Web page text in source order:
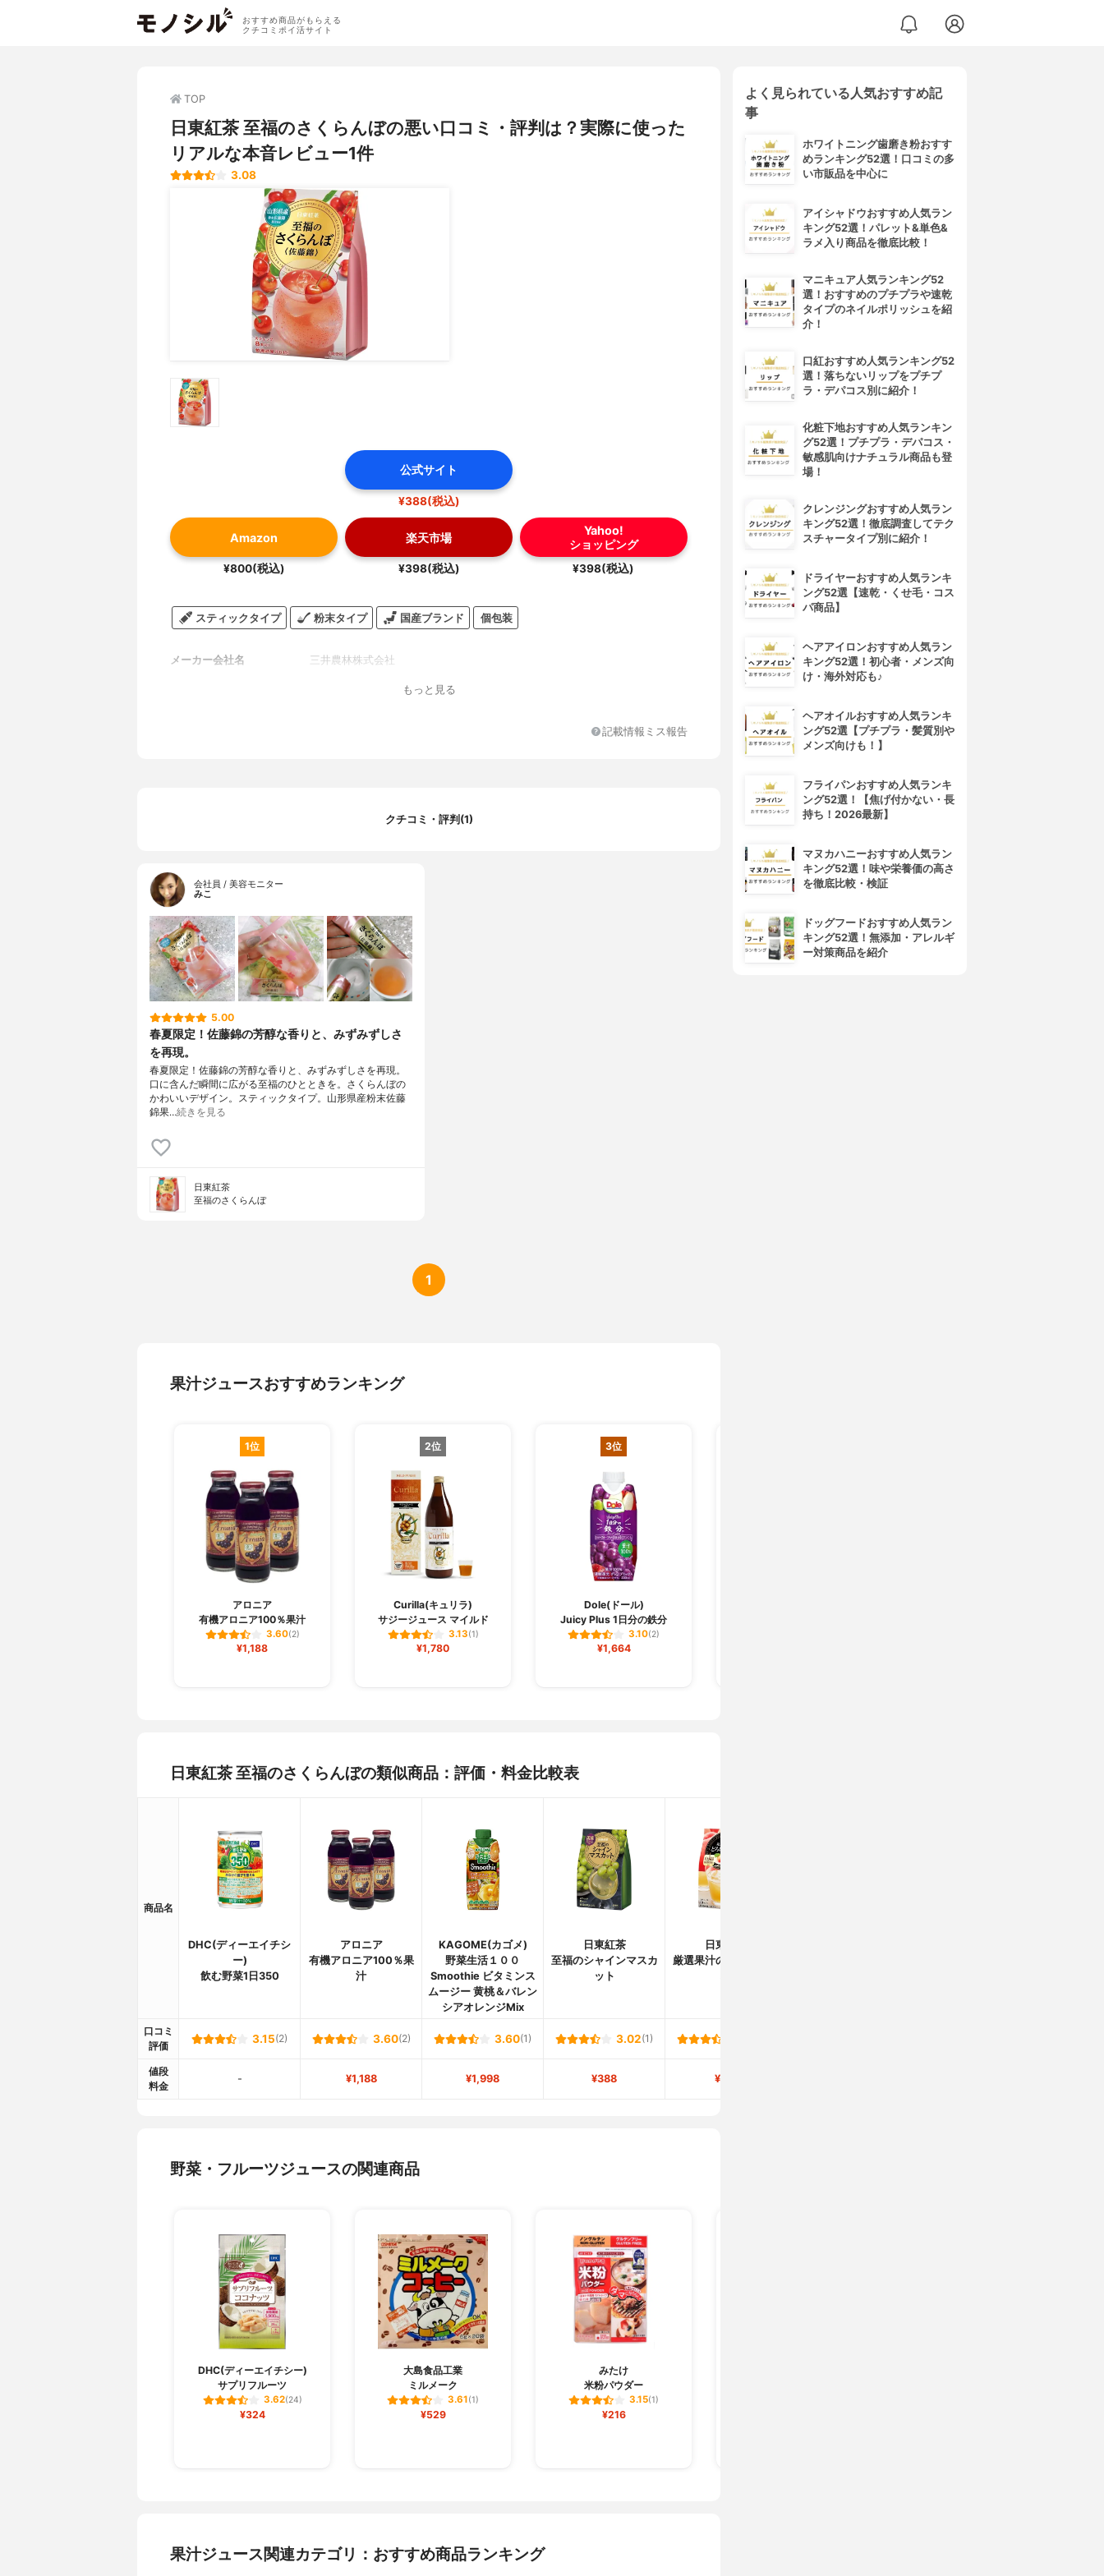
おすすめ商品がもらえる
クチコミポイ活サイト
TOP
日東紅茶 至福のさくらんぼの悪い口コミ・評判は？実際に使った
リアルな本音レビュー1件
3.08
公式サイト
¥388(税込)
Amazon
¥800(税込)
楽天市場
¥398(税込)
Yahoo!
ショッピング
¥398(税込)
スティックタイプ 粉末タイプ 国産ブランド 個包装
メーカー会社名 三井農林株式会社
もっと見る
記載情報ミス報告
クチコミ・評判(1)
会社員 / 美容モニター
みこ
5.00
春夏限定！佐藤錦の芳醇な香りと、みずみずしさ
を再現。
春夏限定！佐藤錦の芳醇な香りと、みずみずしさを再現。
口に含んだ瞬間に広がる至福のひとときを。さくらんぼの
かわいいデザイン。スティックタイプ。山形県産粉末佐藤
錦果…続きを見る
日東紅茶
至福のさくらんぼ
1
果汁ジュースおすすめランキング
1位
アロニア
有機アロニア100％果汁
3.60(2)
¥1,188
2位
Curilla(キュリラ)
サジージュース マイルド
3.13(1)
¥1,780
3位
Dole(ドール)
Juicy Plus 1日分の鉄分
3.10(2)
¥1,664
日東紅茶 至福のさくらんぼの類似商品：評価・料金比較表
商品名
DHC(ディーエイチシ
ー)
飲む野菜1日350
アロニア
有機アロニア100％果
汁
KAGOME(カゴメ)
野菜生活１００
Smoothie ビタミンス
ムージー 黄桃＆バレン
シアオレンジMix
日東紅茶
至福のシャインマスカ
ット
日東紅茶
厳選果汁のとろける白
口コミ
評価
3.15(2) 3.60(2) 3.60(1) 3.02(1)
値段
料金
- ¥1,188 ¥1,998 ¥388 ¥311
野菜・フルーツジュースの関連商品
DHC(ディーエイチシー)
サプリフルーツ
3.62(24)
¥324
大島食品工業
ミルメーク
3.61(1)
¥529
みたけ
米粉パウダー
3.15(1)
¥216
果汁ジュース関連カテゴリ：おすすめ商品ランキング
よく見られている人気おすすめ記
事
ホワイトニング歯磨き粉おすす
めランキング52選！口コミの多
い市販品を中心に
アイシャドウおすすめ人気ラン
キング52選！パレット&単色&
ラメ入り商品を徹底比較！
マニキュア人気ランキング52
選！おすすめのプチプラや速乾
タイプのネイルポリッシュを紹
介！
口紅おすすめ人気ランキング52
選！落ちないリップをプチプ
ラ・デパコス別に紹介！
化粧下地おすすめ人気ランキン
グ52選！プチプラ・デパコス・
敏感肌向けナチュラル商品も登
場！
クレンジングおすすめ人気ラン
キング52選！徹底調査してテク
スチャータイプ別に紹介！
ドライヤーおすすめ人気ランキ
ング52選【速乾・くせ毛・コス
パ商品】
ヘアアイロンおすすめ人気ラン
キング52選！初心者・メンズ向
け・海外対応も♪
ヘアオイルおすすめ人気ランキ
ング52選【プチプラ・髪質別や
メンズ向けも！】
フライパンおすすめ人気ランキ
ング52選！【焦げ付かない・長
持ち！2026最新】
マヌカハニーおすすめ人気ラン
キング52選！味や栄養価の高さ
を徹底比較・検証
ドッグフードおすすめ人気ラン
キング52選！無添加・アレルギ
ー対策商品を紹介